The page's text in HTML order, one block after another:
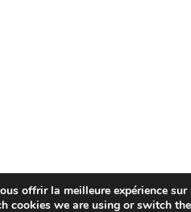
offrir la meilleure expérience sur
cookies we are using or switch